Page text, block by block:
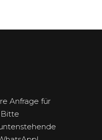
Anfrage für
Bitte